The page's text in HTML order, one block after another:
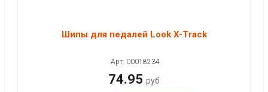
Шипы для педалей Look X-Track
Арт: 00018234
74.95 руб